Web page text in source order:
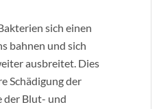
sich einen
bahnen und sich
ausbreitet. Dies
Schädigung der
der Blut- und